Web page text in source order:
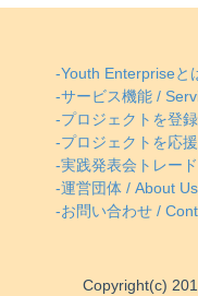
-Youth Enterpriseと
-サービス機能 /
-プロジェクトを登
-プロジェクトを応
-実践発表会トレー
-運営団体 / About Us
-お問い合わせ /
Copyright(c)